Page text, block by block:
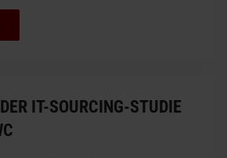
IT-SOURCING-STUDIE